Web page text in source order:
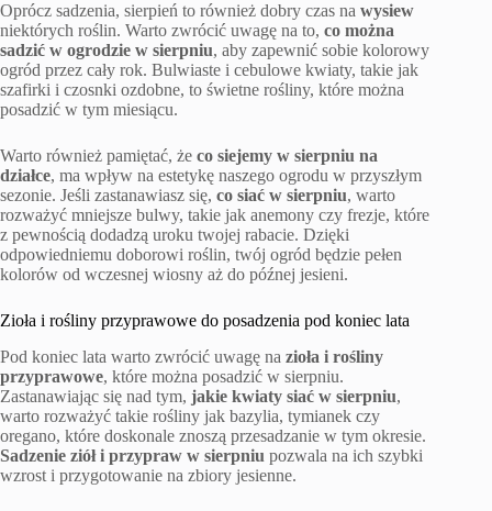
Oprócz sadzenia, sierpień to również dobry czas na wysiew
niektórych roślin. Warto zwrócić uwagę na to, co można
sadzić w ogrodzie w sierpniu, aby zapewnić sobie kolorowy
ogród przez cały rok. Bulwiaste i cebulowe kwiaty, takie jak
szafirki i czosnki ozdobne, to świetne rośliny, które można
posadzić w tym miesiącu.
Warto również pamiętać, że co siejemy w sierpniu na
działce, ma wpływ na estetykę naszego ogrodu w przyszłym
sezonie. Jeśli zastanawiasz się, co siać w sierpniu, warto
rozważyć mniejsze bulwy, takie jak anemony czy frezje, które
z pewnością dodadzą uroku twojej rabacie. Dzięki
odpowiedniemu doborowi roślin, twój ogród będzie pełen
kolorów od wczesnej wiosny aż do późnej jesieni.
Zioła i rośliny przyprawowe do posadzenia pod koniec lata
Pod koniec lata warto zwrócić uwagę na zioła i rośliny
przyprawowe, które można posadzić w sierpniu.
Zastanawiając się nad tym, jakie kwiaty siać w sierpniu,
warto rozważyć takie rośliny jak bazylia, tymianek czy
oregano, które doskonale znoszą przesadzanie w tym okresie.
Sadzenie ziół i przypraw w sierpniu pozwala na ich szybki
wzrost i przygotowanie na zbiory jesienne.